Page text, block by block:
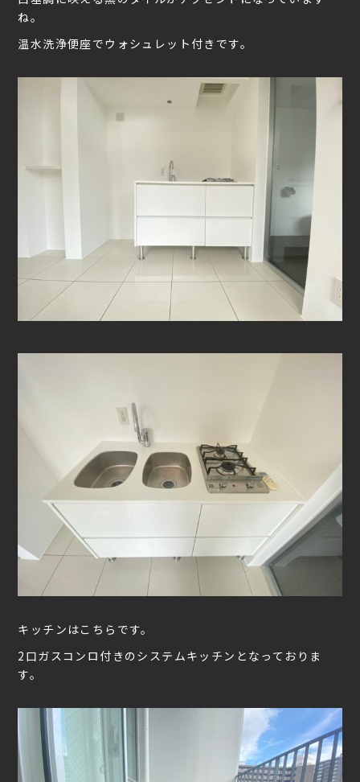
ね。
温水洗浄便座でウォシュレット付きです。
キッチンはこちらです。
2口ガスコンロ付きのシステムキッチンとなっておりま
す。